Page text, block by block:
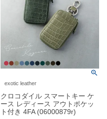
exotic leather
クロコダイル スマートキー ケ
ース レディース アウトポケッ
ト付き 4FA (06000879r)